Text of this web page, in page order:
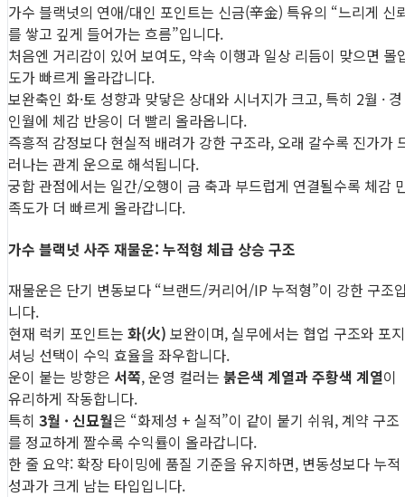
가수 블랙넛의 연애/대인 포인트는 신금(辛金) 특유의 “느리게 신
를 쌓고 깊게 들어가는 흐름”입니다.
처음엔 거리감이 있어 보여도, 약속 이행과 일상 리듬이 맞으면 몰
도가 빠르게 올라갑니다.
보완축인 화·토 성향과 맞닿은 상대와 시너지가 크고, 특히 2월 · 경
인월에 체감 반응이 더 빨리 올라옵니다.
즉흥적 감정보다 현실적 배려가 강한 구조라, 오래 갈수록 진가가
러나는 관계 운으로 해석됩니다.
궁합 관점에서는 일간/오행이 금 축과 부드럽게 연결될수록 체감
족도가 더 빠르게 올라갑니다.
가수 블랙넛 사주 재물운: 누적형 체급 상승 구조
재물운은 단기 변동보다 “브랜드/커리어/IP 누적형”이 강한 구조
니다.
현재 럭키 포인트는 화(火) 보완이며, 실무에서는 협업 구조와 포지
셔닝 선택이 수익 효율을 좌우합니다.
운이 붙는 방향은 서쪽, 운영 컬러는 붉은색 계열과 주황색 계열이
유리하게 작동합니다.
특히 3월 · 신묘월은 “화제성 + 실적”이 같이 붙기 쉬워, 계약 구조
를 정교하게 짤수록 수익률이 올라갑니다.
한 줄 요약: 확장 타이밍에 품질 기준을 유지하면, 변동성보다 누적
성과가 크게 남는 타입입니다.